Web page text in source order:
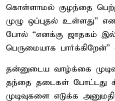
கொள்ளாமல் குழந்தை
முழு ஒப்புதல் உள்ளது”
போல் “எனக்கு ஜாதகம்
பெருமையாக பார்க்கிறேன்”
தன்னுடைய வாழ்க்கை
தந்தை தடைகள் போட்டது
முடிவுகளை எடுக்க